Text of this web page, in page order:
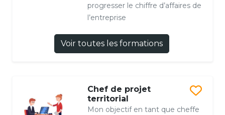
progresser le chiffre d’affaires de
l’entreprise
Voir toutes les formations
Chef de projet
territorial
Mon objectif en tant que cheffe